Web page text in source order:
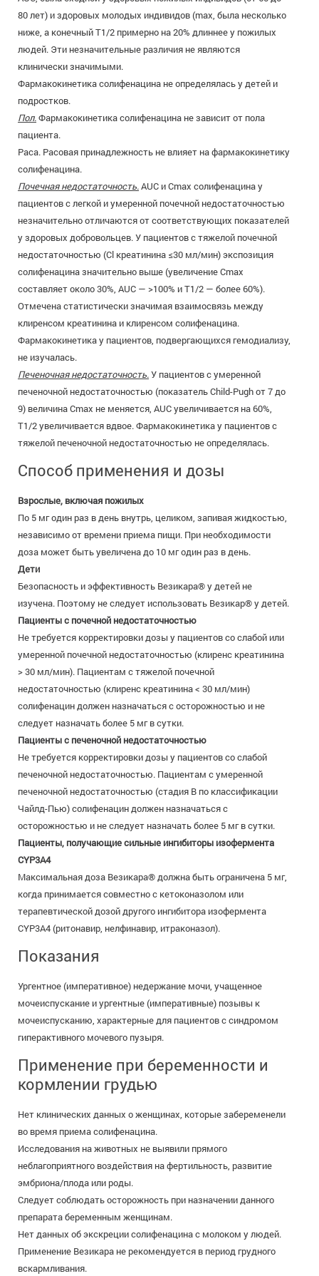
80 лет) и здоровых молодых индивидов (max, была несколько
ниже, а конечный T1/2 примерно на 20% длиннее у пожилых
людей. Эти незначительные различия не являются
клинически значимыми.
Фармакокинетика солифенацина не определялась у детей и
подростков.
Пол.Фармакокинетика солифенацина не зависит от пола
пациента.
Раса. Расовая принадлежность не влияет на фармакокинетику
солифенацина.
Почечная недостаточность.AUC и Сmах солифенацина у
пациентов с легкой и умеренной почечной недостаточностью
незначительно отличаются от соответствующих показателей
у здоровых добровольцев. У пациентов с тяжелой почечной
недостаточностью (Cl креатинина ≤30 мл/мин) экспозиция
солифенацина значительно выше (увеличение Сmах
составляет около 30%, AUC — >100% и T1/2 — более 60%).
Отмечена статистически значимая взаимосвязь между
клиренсом креатинина и клиренсом солифенацина.
Фармакокинетика у пациентов, подвергающихся гемодиализу,
не изучалась.
Печеночная недостаточность.У пациентов с умеренной
печеночной недостаточностью (показатель Child-Pugh от 7 до
9) величина Сmах не меняется, AUC увеличивается на 60%,
T1/2 увеличивается вдвое. Фармакокинетика у пациентов с
тяжелой печеночной недостаточностью не определялась.
Способ применения и дозы
Взрослые, включая пожилых
По 5 мг один раз в день внутрь, целиком, запивая жидкостью,
независимо от времени приема пищи. При необходимости
доза может быть увеличена до 10 мг один раз в день.
Дети
Безопасность и эффективность Везикара® у детей не
изучена. Поэтому не следует использовать Везикар® у детей.
Пациенты с почечной недостаточностью
Не требуется корректировки дозы у пациентов со слабой или
умеренной почечной недостаточностью (клиренс креатинина
> 30 мл/мин). Пациентам с тяжелой почечной
недостаточностью (клиренс креатинина < 30 мл/мин)
солифенацин должен назначаться с осторожностью и не
следует назначать более 5 мг в сутки.
Пациенты с печеночной недостаточностью
Не требуется корректировки дозы у пациентов со слабой
печеночной недостаточностью. Пациентам с умеренной
печеночной недостаточностью (стадия В по классификации
Чайлд-Пью) солифенацин должен назначаться с
осторожностью и не следует назначать более 5 мг в сутки.
Пациенты, получающие сильные ингибиторы изофермента
CYP3A4
Максимальная доза Везикара® должна быть ограничена 5 мг,
когда принимается совместно с кетоконазолом или
терапевтической дозой другого ингибитора изофермента
CYP3A4 (ритонавир, нелфинавир, итраконазол).
Показания
Ургентное (императивное) недержание мочи, учащенное
мочеиспускание и ургентные (императивные) позывы к
мочеиспусканию, характерные для пациентов с синдромом
гиперактивного мочевого пузыря.
Применение при беременности и
кормлении грудью
Нет клинических данных о женщинах, которые забеременели
во время приема солифенацина.
Исследования на животных не выявили прямого
неблагоприятного воздействия на фертильность, развитие
эмбриона/плода или роды.
Следует соблюдать осторожность при назначении данного
препарата беременным женщинам.
Нет данных об экскреции солифенацина с молоком у людей.
Применение Везикара не рекомендуется в период грудного
вскармливания.